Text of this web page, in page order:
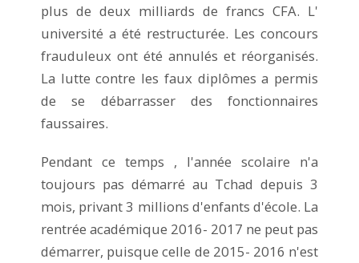
plus de deux milliards de francs CFA. L'
université a été restructurée. Les concours
frauduleux ont été annulés et réorganisés.
La lutte contre les faux diplômes a permis
de se débarrasser des fonctionnaires
faussaires.
Pendant ce temps , l'année scolaire n'a
toujours pas démarré au Tchad depuis 3
mois, privant 3 millions d'enfants d'école. La
rentrée académique 2016- 2017 ne peut pas
démarrer, puisque celle de 2015- 2016 n'est